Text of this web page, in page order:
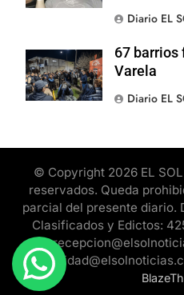
Diario EL
67 barrios
Varela
Diario EL
© Copyright 2026 EL
reservados. Queda
parcial del presente diario.
Clasificados y Edictos: